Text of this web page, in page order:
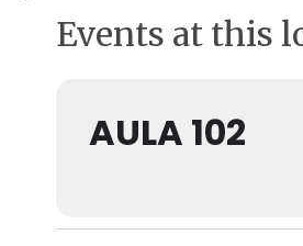
Events at this
AULA 102